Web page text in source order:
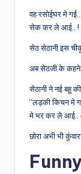
वह रसोईघर मे
सेक कर ले आई.. !
सेठ सेठानी इस
अब सेठजी के कहने
सेठानी ने नई बहू
“लड़की किचन मे
मे भर कर ले आई..
छोरा अभी भी